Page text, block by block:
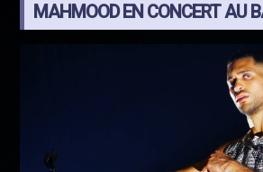
MAHMOOD EN CONCERT AU